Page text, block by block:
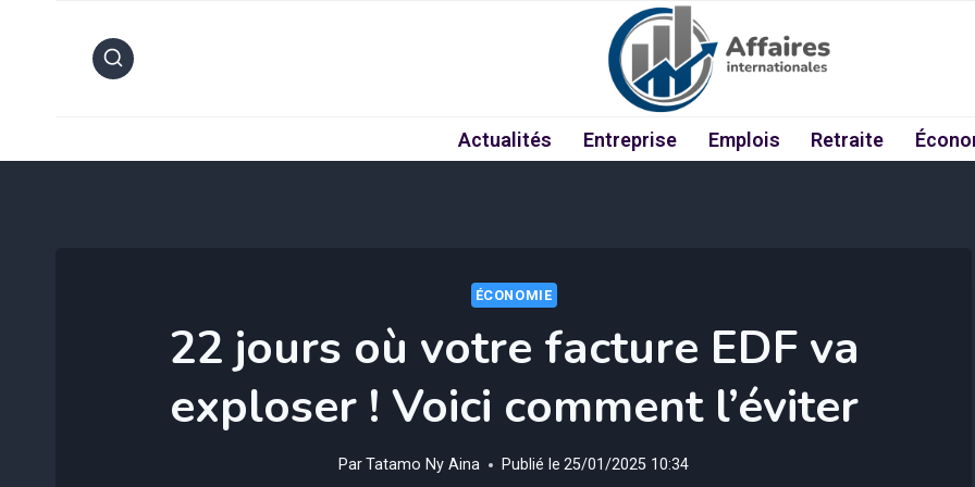
Actualités Entreprise Emplois Retraite
ÉCONOMIE
22 jours où votre facture EDF va
exploser ! Voici comment l’éviter
ParTatamo Ny Aina Publié le 25/01/2025 10:34